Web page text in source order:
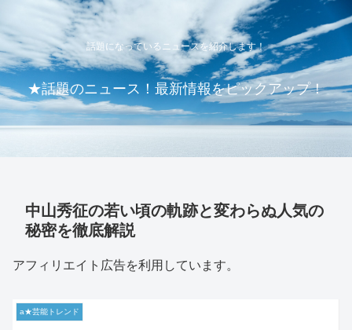
話題になっているニュースを紹介します！
★話題のニュース！最新情報をピックアップ！
中山秀征の若い頃の軌跡と変わらぬ人気の
秘密を徹底解説
アフィリエイト広告を利用しています。
a★芸能トレンド